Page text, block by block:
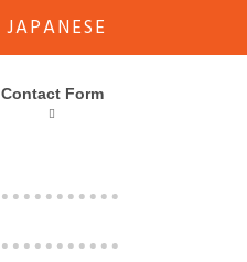
JAPANESE
Contact Form